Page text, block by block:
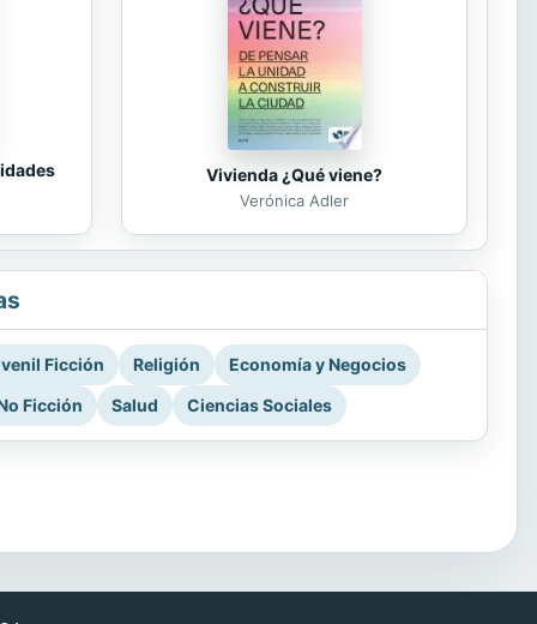
Vivienda ¿Qué viene?
Verónica Adler
Ficción Religión
Economía y Negocios
Ficción
Salud Ciencias Sociales